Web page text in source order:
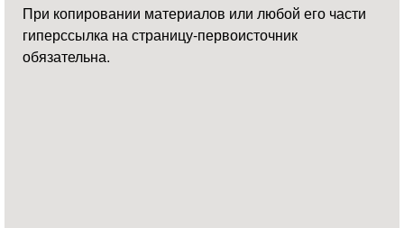
При копировании материалов или любой его части
гиперссылка на страницу-первоисточник
обязательна.